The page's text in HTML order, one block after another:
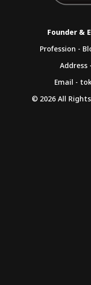
Founder &
Profession -
Address
Email -
© 2026 All